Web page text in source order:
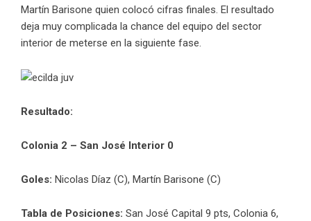
Martín Barisone quien colocó cifras finales. El resultado
deja muy complicada la chance del equipo del sector
interior de meterse en la siguiente fase.
Resultado:
Colonia 2 – San José Interior 0
Goles: Nicolas Díaz (C), Martín Barisone (C)
Tabla de Posiciones: San José Capital 9 pts, Colonia 6,